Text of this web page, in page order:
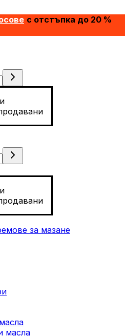
с отстъпка до 20 %
за мазане
масла